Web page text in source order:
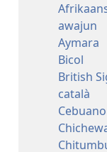
awajun
Aymara
Bicol
British
català
Cebuano